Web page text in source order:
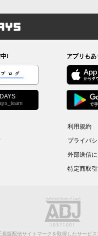
DAYS
! アプリも
利用規約
プライバ
外部送信
特定商取
規版配信サイトマークを取得したサービス